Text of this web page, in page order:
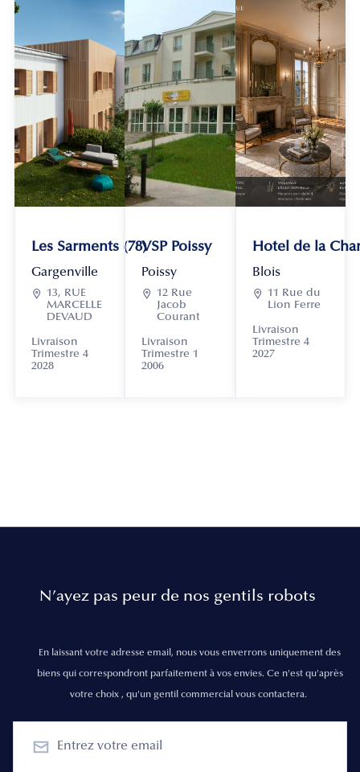
Les Sarments (78)
Gargenville
 13, RUE
MARCELLE
DEVAUD
Livraison
Trimestre 4
2028
VSP Poissy
Poissy
 12 Rue
Jacob
Courant
Livraison
Trimestre 1
2006
Hotel de la
Blois
 11 Rue du
Lion Ferre
Livraison
Trimestre 4
2027
N’ayez pas peur de nos gentils robots
En laissant votre adresse email, nous vous enverrons uniquement des
biens qui correspondront parfaitement à vos envies. Ce n'est qu'après
votre choix , qu'un gentil commercial vous contactera.